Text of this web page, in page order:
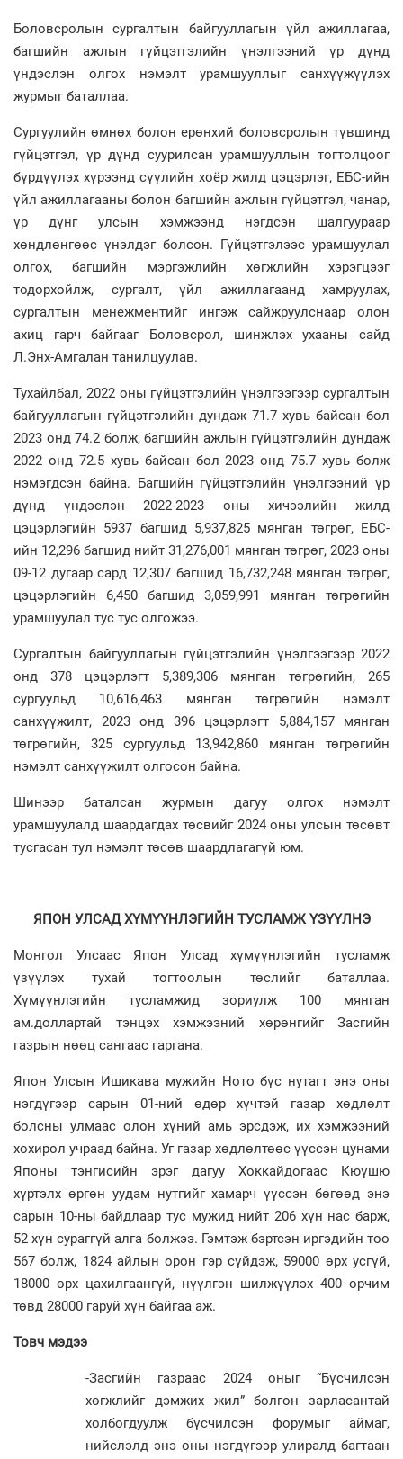
Боловсролын сургалтын байгууллагын үйл ажиллагаа,
багшийн ажлын гүйцэтгэлийн үнэлгээний үр дүнд
үндэслэн олгох нэмэлт урамшууллыг санхүүжүүлэх
журмыг баталлаа.
Сургуулийн өмнөх болон ерөнхий боловсролын түвшинд
гүйцэтгэл, үр дүнд суурилсан урамшууллын тогтолцоог
бүрдүүлэх хүрээнд сүүлийн хоёр жилд цэцэрлэг, ЕБС-ийн
үйл ажиллагааны болон багшийн ажлын гүйцэтгэл, чанар,
үр дүнг улсын хэмжээнд нэгдсэн шалгуураар
хөндлөнгөөс үнэлдэг болсон. Гүйцэтгэлээс урамшуулал
олгох, багшийн мэргэжлийн хөгжлийн хэрэгцээг
тодорхойлж, сургалт, үйл ажиллагаанд хамруулах,
сургалтын менежментийг ингэж сайжруулснаар олон
ахиц гарч байгааг Боловсрол, шинжлэх ухааны сайд
Л.Энх-Амгалан танилцуулав.
Тухайлбал, 2022 оны гүйцэтгэлийн үнэлгээгээр сургалтын
байгууллагын гүйцэтгэлийн дундаж 71.7 хувь байсан бол
2023 онд 74.2 болж, багшийн ажлын гүйцэтгэлийн дундаж
2022 онд 72.5 хувь байсан бол 2023 онд 75.7 хувь болж
нэмэгдсэн байна. Багшийн гүйцэтгэлийн үнэлгээний үр
дүнд үндэслэн 2022-2023 оны хичээлийн жилд
цэцэрлэгийн 5937 багшид 5,937,825 мянган төгрөг, ЕБС-
ийн 12,296 багшид нийт 31,276,001 мянган төгрөг, 2023 оны
09-12 дугаар сард 12,307 багшид 16,732,248 мянган төгрөг,
цэцэрлэгийн 6,450 багшид 3,059,991 мянган төгрөгийн
урамшуулал тус тус олгожээ.
Сургалтын байгууллагын гүйцэтгэлийн үнэлгээгээр 2022
онд 378 цэцэрлэгт 5,389,306 мянган төгрөгийн, 265
сургуульд 10,616,463 мянган төгрөгийн нэмэлт
санхүүжилт, 2023 онд 396 цэцэрлэгт 5,884,157 мянган
төгрөгийн, 325 сургуульд 13,942,860 мянган төгрөгийн
нэмэлт санхүүжилт олгосон байна.
Шинээр баталсан журмын дагуу олгох нэмэлт
урамшуулалд шаардагдах төсвийг 2024 оны улсын төсөвт
тусгасан тул нэмэлт төсөв шаардлагагүй юм.
ЯПОН УЛСАД ХҮМҮҮНЛЭГИЙН ТУСЛАМЖ ҮЗҮҮЛНЭ
Монгол Улсаас Япон Улсад хүмүүнлэгийн тусламж
үзүүлэх тухай тогтоолын төслийг баталлаа.
Хүмүүнлэгийн тусламжид зориулж 100 мянган
ам.доллартай тэнцэх хэмжээний хөрөнгийг Засгийн
газрын нөөц сангаас гаргана.
Япон Улсын Ишикава мужийн Ното бүс нутагт энэ оны
нэгдүгээр сарын 01-ний өдөр хүчтэй газар хөдлөлт
болсны улмаас олон хүний амь эрсдэж, их хэмжээний
хохирол учраад байна. Уг газар хөдлөлтөөс үүссэн цунами
Японы тэнгисийн эрэг дагуу Хоккайдогаас Кюүшю
хүртэлх өргөн уудам нутгийг хамарч үүссэн бөгөөд энэ
сарын 10-ны байдлаар тус мужид нийт 206 хүн нас барж,
52 хүн сураггүй алга болжээ. Гэмтэж бэртсэн иргэдийн тоо
567 болж, 1824 айлын орон гэр сүйдэж, 59000 өрх усгүй,
18000 өрх цахилгаангүй, нүүлгэн шилжүүлэх 400 орчим
төвд 28000 гаруй хүн байгаа аж.
Товч мэдээ
-Засгийн газраас 2024 оныг “Бүсчилсэн
хөгжлийг дэмжих жил” болгон зарласантай
холбогдуулж бүсчилсэн форумыг аймаг,
нийслэлд энэ оны нэгдүгээр улиралд багтаан